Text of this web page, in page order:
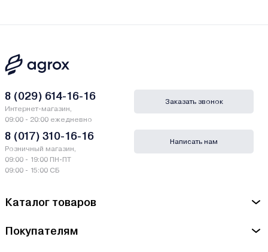
Каталог товаров
Покупателям
8 (029) 614-16-16
Интернет-магазин,
09:00 - 20:00 ежедневно
8 (017) 310-16-16
Розничный магазин,
09:00 - 19:00 ПН-ПТ
09:00 - 15:00 СБ
Заказать звонок
Написать нам